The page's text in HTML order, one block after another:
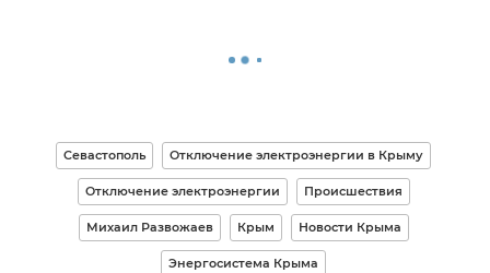
Севастополь Отключение электроэнергии в Крыму
Отключение электроэнергии Происшествия
Михаил Развожаев Крым Новости Крыма
Энергосистема Крыма